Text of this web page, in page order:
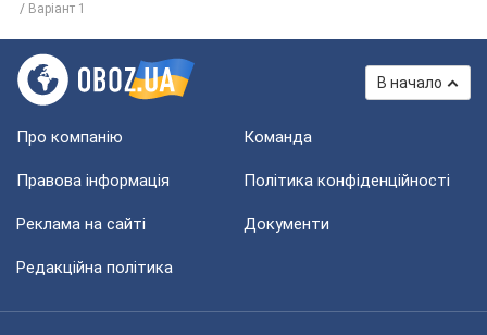
Варіант 1
В начало
Про компанію Команда
Правова інформація Політика конфіденційності
Реклама на сайті Документи
Редакційна політика